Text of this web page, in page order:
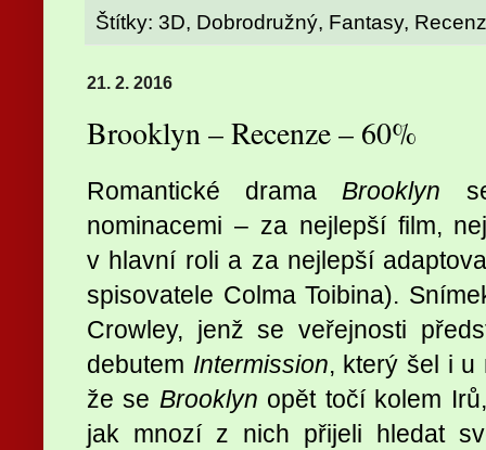
Štítky: 3D, Dobrodružný, Fantasy,
21. 2. 2016
Brooklyn – Recenze – 60%
Romantické drama Brooklyn
nominacemi – za nejlepší film,
v hlavní roli a za nejlepší
spisovatele Colma Toibina).
Crowley, jenž se veřejnosti
debutem Intermission, který šel i u
že se Brooklyn opět točí kolem
jak mnozí z nich přijeli hledat